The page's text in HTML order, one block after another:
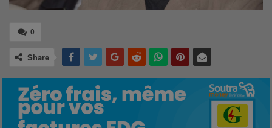
0
Share